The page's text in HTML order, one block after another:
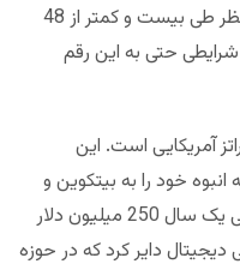
2020 به یک میلیون دلار می‌رسد. به نظر طی بیست و کمتر از 48
حتی به این رقم
آمریکایی است. این
تاکنون 20% سرمایه انبوه خود را به بیتکوین و
اتریوم تبدیل کرده و ادعا کرده است طی یک سال 250 میلیون دلار
دایر کرد که در حوزه